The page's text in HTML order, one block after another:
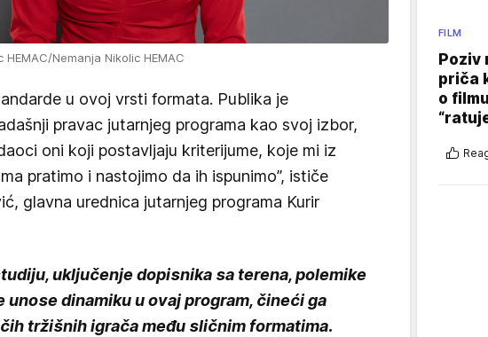
HEMAC/Nemanja Nikolic HEMAC
u ovoj vrsti formata. Publika je
pravac jutarnjeg programa kao svoj izbor,
oni koji postavljaju kriterijume, koje mi iz
pratimo i nastojimo da ih ispunimo”, ističe
glavna urednica jutarnjeg programa Kurir
uključenje dopisnika sa terena, polemike
unose dinamiku u ovaj program, čineći ga
tržišnih igrača među sličnim formatima.
FILM
Poziv
priča
o